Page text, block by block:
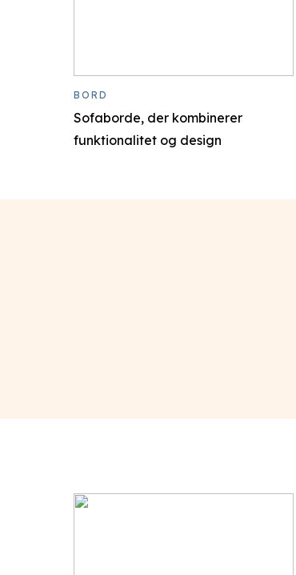
Sofaborde, der kombinerer
funktionalitet og design
BORD